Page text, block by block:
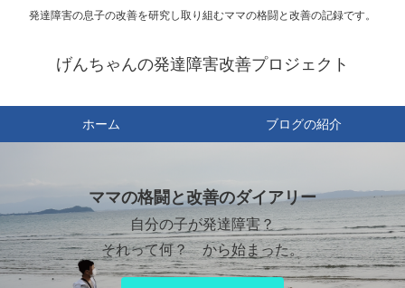
発達障害の息子の改善を研究し取り組むママの格闘と改善の記録です。
げんちゃんの発達障害改善プロジェクト
ホーム ブログの紹介
ママの格闘と改善のダイアリー
自分の子が発達障害？
それって何？ から始まった。